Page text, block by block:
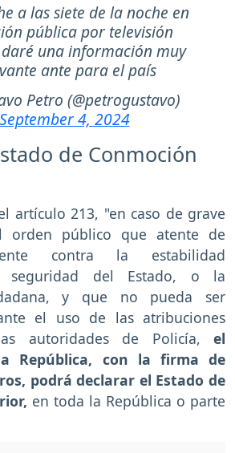
a las siete de la noche en
pública por televisión
una información muy
ante para el país
Petro (@petrogustavo)
September 4, 2024
de Conmoción
artículo 213, "en caso de grave
orden público que atente de
contra la estabilidad
seguridad del Estado, o la
y que no pueda ser
el uso de las atribuciones
autoridades de Policía, el
República, con la firma de
podrá declarar el Estado de
en toda la República o parte